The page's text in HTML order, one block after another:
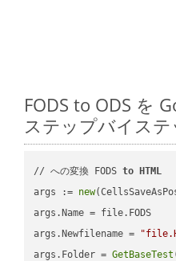
FODS to ODS を
ステップバイス
// への変換 FODS to
HTML
args := new
args.Name = file.FODS
args.Newfilename =
args.Folder = GetBaseTest